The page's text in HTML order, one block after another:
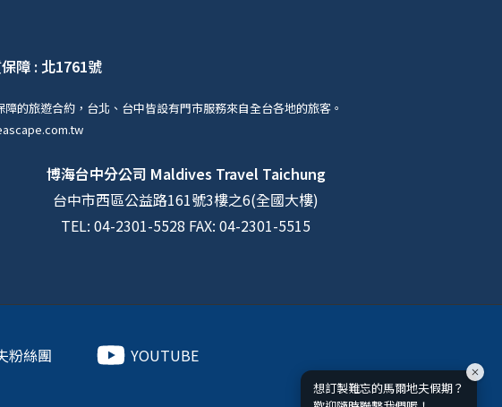
障 : 北1761號
的旅遊合約，台北、台中皆設有門市服務來自全台各地的旅客。
博海台中分公司 Maldives Travel Taichung
台中市西區公益路161號3樓之6(全國大樓)
TEL: 04-2301-5528 FAX: 04-2301-5515
粉絲團 YOUTUBE
想訂製難忘的馬爾地夫假期？